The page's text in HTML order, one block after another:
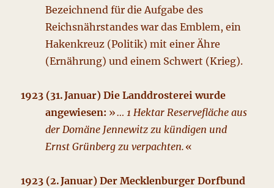
Bezeichnend für die Aufgabe des
Reichsnährstandes war das Emblem, ein
Hakenkreuz (Politik) mit einer Ähre
(Ernährung) und einem Schwert (Krieg).
1923 (31. Januar) Die Landdrosterei wurde
angewiesen: »… 1 Hektar Reservefläche aus
der Domäne Jennewitz zu kündigen und
Ernst Grünberg zu verpachten. «
1923 (2. Januar) Der Mecklenburger Dorfbund